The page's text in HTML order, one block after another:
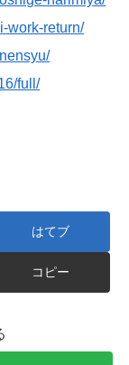
work-return/
full/
はてブ
コピー